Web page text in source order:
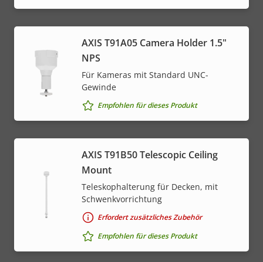
AXIS T91A05 Camera Holder 1.5"
NPS
Für Kameras mit Standard UNC-
Gewinde
Empfohlen für dieses Produkt
AXIS T91B50 Telescopic Ceiling
Mount
Teleskophalterung für Decken, mit
Schwenkvorrichtung
Erfordert zusätzliches Zubehör
Empfohlen für dieses Produkt